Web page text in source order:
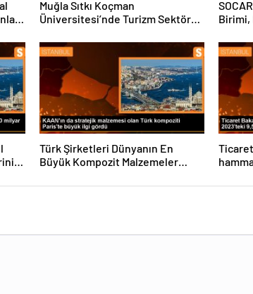
Muğla Sıtkı Koçman
Üniversitesi’nde Turizm Sektörü
Birimi,
Türk Şirketleri Dünyanın En
Büyük Kompozit Malzemeler